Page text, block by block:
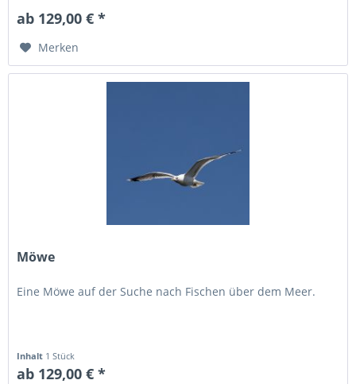
ab 129,00 € *
Merken
Möwe
Eine Möwe auf der Suche nach Fischen über dem Meer.
Inhalt 1 Stück
ab 129,00 € *